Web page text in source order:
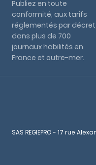
Publiez en toute
conformité, aux tarifs
réglementés par décret,
dans plus de 700
journaux habilités en
France et outre-mer.
SAS REGIEPRO - 17 rue